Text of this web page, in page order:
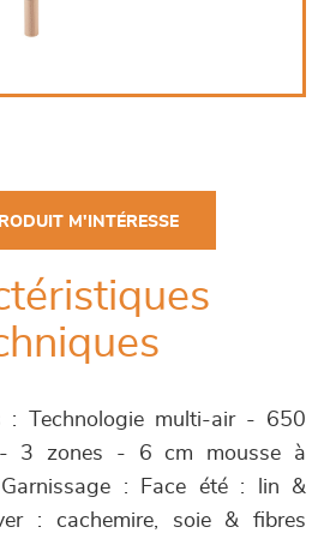
M'INTÉRESSE
: Technologie multi-air - 650
- 3 zones - 6 cm mousse à
: Face été : lin &
: cachemire, soie & fibres